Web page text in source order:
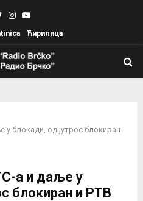
TwitterInstagram
Youtube
Ћирилица
у блокади, од јутрос блокиран
а и даље у
блокиран и РТВ